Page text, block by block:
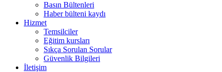
Basın Bültenleri
Haber bülteni kaydı
Hizmet
Temsilciler
Eğitim kursları
Sıkça Sorulan Sorular
Güvenlik Bilgileri
İletişim